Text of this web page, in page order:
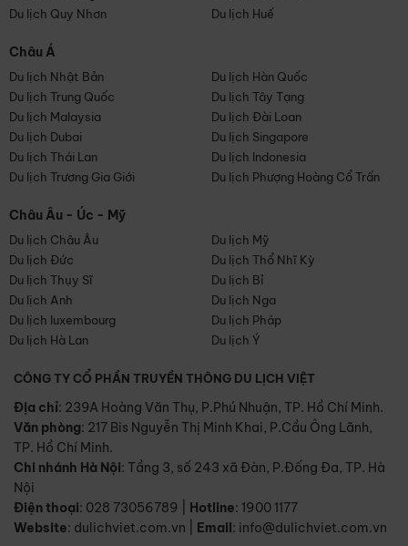
Du lịch Quy Nhơn
Du lịch Huế
Châu Á
Du lịch Nhật Bản
Du lịch Hàn Quốc
Du lịch Trung Quốc
Du lịch Tây Tạng
Du lịch Malaysia
Du lịch Đài Loan
Du lịch Dubai
Du lịch Singapore
Du lịch Thái Lan
Du lịch Indonesia
Du lịch Trương Gia Giới
Du lịch Phượng Hoàng Cổ Trấn
Châu Âu - Úc - Mỹ
Du lịch Châu Âu
Du lịch Mỹ
Du lịch Đức
Du lịch Thổ Nhĩ Kỳ
Du lịch Thụy Sĩ
Du lịch Bỉ
Du lịch Anh
Du lịch Nga
Du lịch luxembourg
Du lịch Pháp
Du lịch Hà Lan
Du lịch Ý
CÔNG TY CỔ PHẦN TRUYỀN THÔNG DU LỊCH VIỆT
Địa chỉ: 239A Hoàng Văn Thụ, P.Phú Nhuận, TP. Hồ Chí Minh.
Văn phòng: 217 Bis Nguyễn Thị Minh Khai, P.Cầu Ông Lãnh,
TP. Hồ Chí Minh.
Chi nhánh Hà Nội: Tầng 3, số 243 xã Đàn, P.Đống Đa, TP. Hà
Nội
Điện thoại: 028 73056789 Hotline: 1900 1177
Website: dulichviet.com.vn Email: info@dulichviet.com.vn